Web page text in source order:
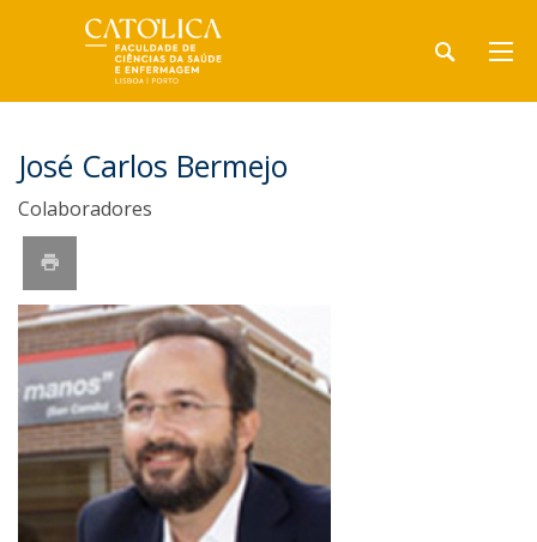
José Carlos Bermejo
Colaboradores